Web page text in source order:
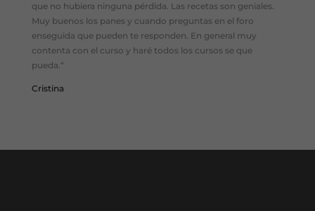
que no hubiera ninguna pérdida. Las recetas son geniales.
Muy buenos los panes y cuando preguntas en el foro
enseguida que pueden te responden. En general muy
contenta con el curso y haré todos los cursos se que
pueda.“
Cristina